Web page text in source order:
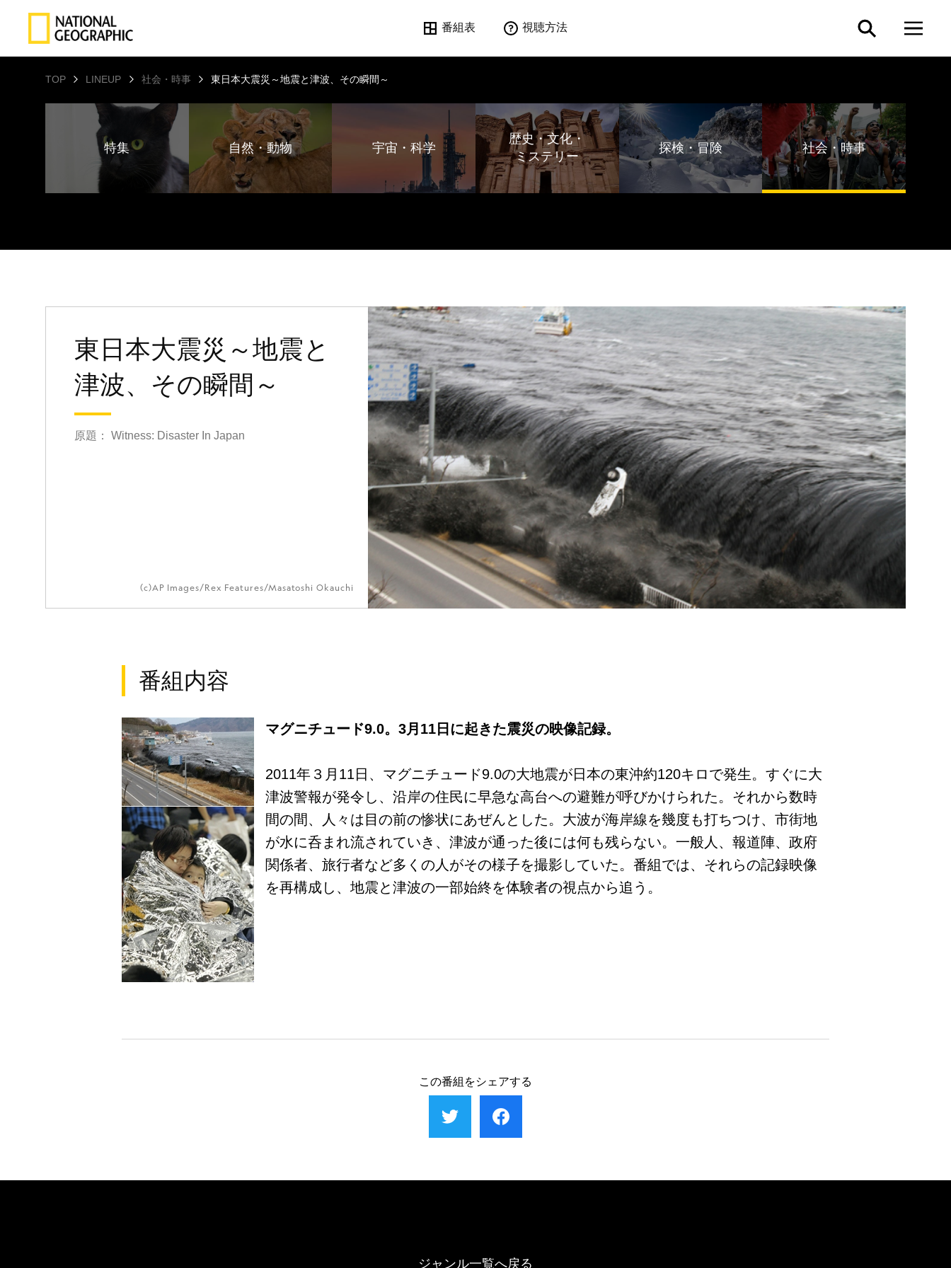
番組表 視聴方法
TOP LINEUP 社会・時事 東日本大震災～地震と津波、その瞬間～
特集 自然・動物 宇宙・科学
歴史・文化・
ミステリー
探検・冒険 社会・時事
東日本大震災～地震と
津波、その瞬間～
原題： Witness: Disaster In Japan
(c)AP Images/Rex Features/Masatoshi Okauchi
番組内容
マグニチュード9.0。3月11日に起きた震災の映像記録。
2011年３月11日、マグニチュード9.0の大地震が日本の東沖約120キロで発生。すぐに大
津波警報が発令し、沿岸の住民に早急な高台への避難が呼びかけられた。それから数時
間の間、人々は目の前の惨状にあぜんとした。大波が海岸線を幾度も打ちつけ、市街地
が水に呑まれ流されていき、津波が通った後には何も残らない。一般人、報道陣、政府
関係者、旅行者など多くの人がその様子を撮影していた。番組では、それらの記録映像
を再構成し、地震と津波の一部始終を体験者の視点から追う。
この番組をシェアする
ジャンル一覧へ戻る